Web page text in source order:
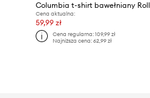
Cena aktualna:
59,99 zł
Cena regularna: 109,99 zł
Najniższa cena: 62,99 zł